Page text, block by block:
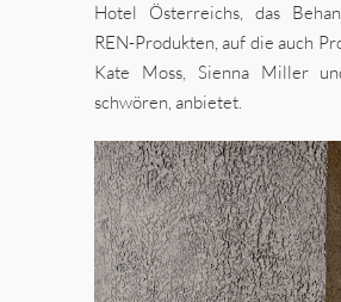
Hotel Österreichs, das
REN-Produkten, auf die auch
Kate Moss, Sienna Miller
schwören, anbietet.